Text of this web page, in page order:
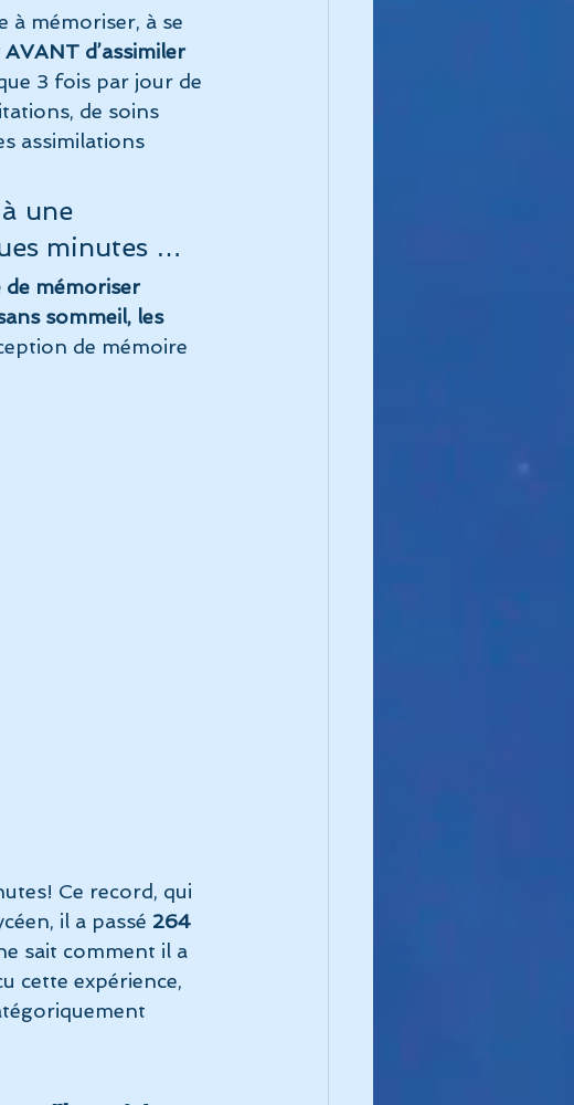
à mémoriser, à se
d’assimiler
3 fois par jour de
de soins
assimilations
une
minutes …
de mémoriser
sommeil, les
de mémoire
Ce record, qui
il a passé 264
sait comment il a
cette expérience,